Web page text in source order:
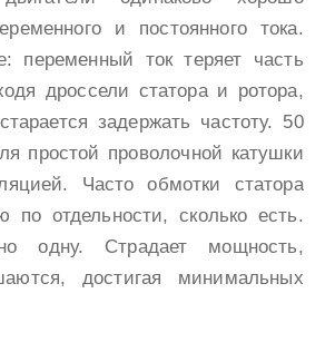
и постоянного тока.
переменный ток теряет часть
дроссели статора и ротора,
задержать частоту. 50
простой проволочной катушки
Часто обмотки статора
по отдельности, сколько есть.
одну. Страдает мощность,
достигая минимальных